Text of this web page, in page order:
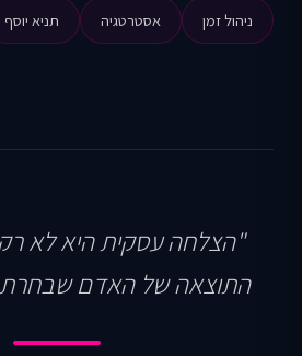
ניהול זמן אסטרטגיה תניא יוסף
"הצלחה עסקית היא לא
התוצאה של האדם שבחרת